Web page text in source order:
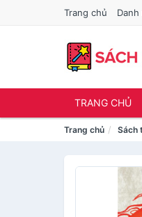
Trang chủ Danh
TRANG CHỦ
Trang chủ Sách